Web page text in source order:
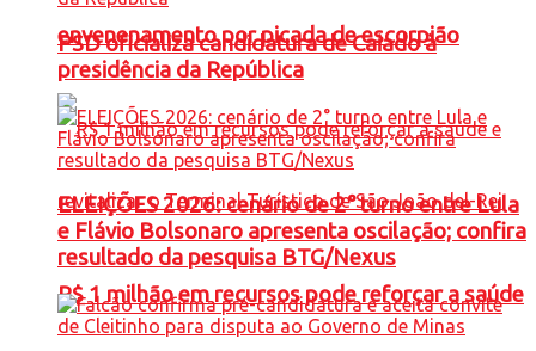
envenenamento por picada de escorpião
R$ 1 milhão em recursos pode reforçar a saúde
PSD oficializa candidatura de Caiado à
presidência da República
ELEIÇÕES 2026: cenário de 2° turno entre Lula
e Flávio Bolsonaro apresenta oscilação; confira
resultado da pesquisa BTG/Nexus